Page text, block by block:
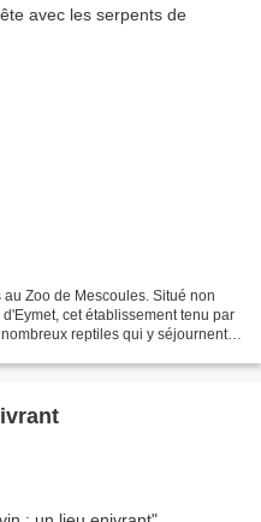
Zoo de Mescoules. Situé non
cet établissement tenu par
reptiles qui y séjournent